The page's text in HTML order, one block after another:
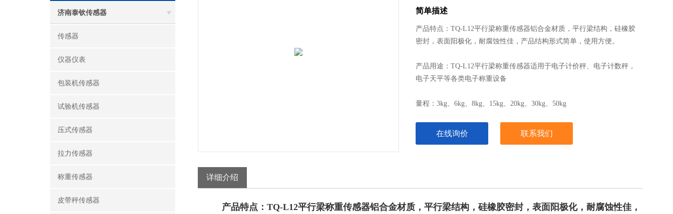
济南泰钦传感器
传感器
仪器仪表
包装机传感器
试验机传感器
压式传感器
拉力传感器
称重传感器
皮带秤传感器
简单描述
产品特点：TQ-L12平行梁称重传感器铝合金材质，平行梁结构，硅橡胶
密封，表面阳极化，耐腐蚀性佳，产品结构形式简单，使用方便。
产品用途：TQ-L12平行梁称重传感器适用于电子计价秤、电子计数秤，
电子天平等各类电子称重设备
量程：3kg、6kg、8kg、15kg、20kg、30kg、50kg
在线询价 联系我们
详细介绍
产品特点： TQ-L12平行梁称重传感器铝合金材质，平行梁结构，硅橡胶密封，表面阳极化，耐腐蚀性佳，